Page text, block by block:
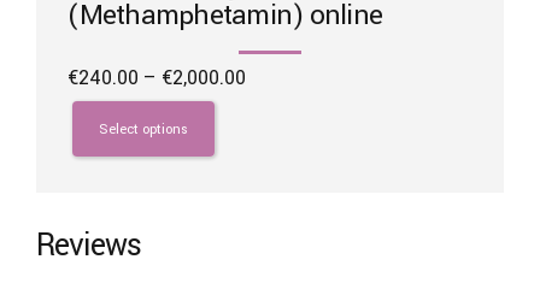
(Methamphetamin) online
€240.00 – €2,000.00
Select options
This
product
has
The
options
Reviews